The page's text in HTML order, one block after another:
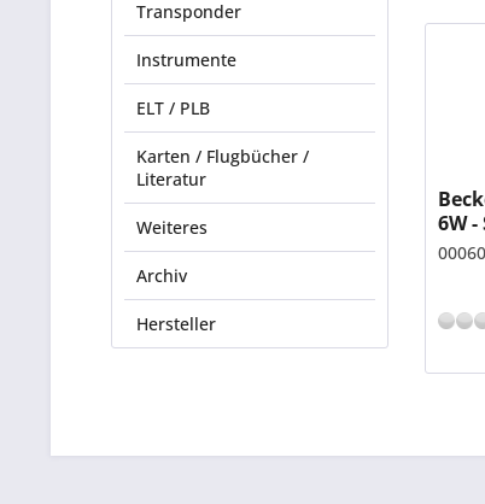
Transponder
Instrumente
ELT / PLB
Karten / Flugbücher /
Literatur
Weiteres
Archiv
Hersteller
6W
00060